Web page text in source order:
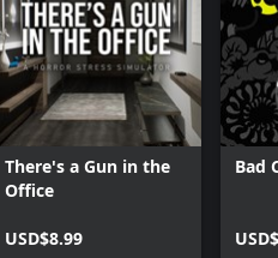
There's a Gun in the
Office
USD$8.99
Bad